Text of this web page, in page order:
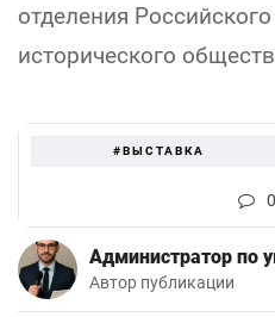
отделения
исторического
#ВЫСТАВКА
0
Администратор по
Автор публикации